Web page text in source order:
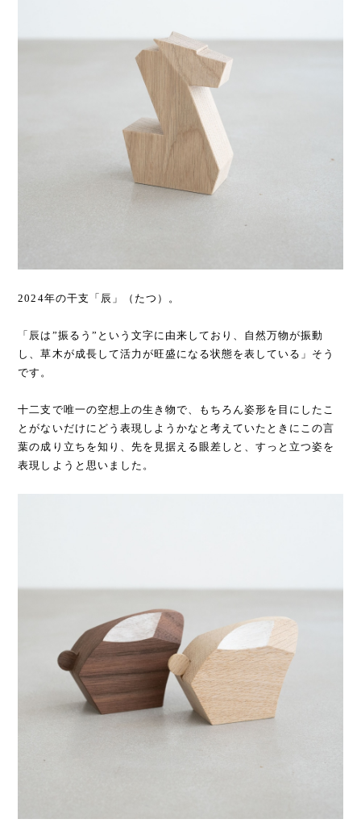
2024年の干支「辰」（たつ）。
「辰は”振るう”という文字に由来しており、自然万物が振動
し、草木が成長して活力が旺盛になる状態を表している」そう
です。
十二支で唯一の空想上の生き物で、もちろん姿形を目にしたこ
とがないだけにどう表現しようかなと考えていたときにこの言
葉の成り立ちを知り、先を見据える眼差しと、すっと立つ姿を
表現しようと思いました。